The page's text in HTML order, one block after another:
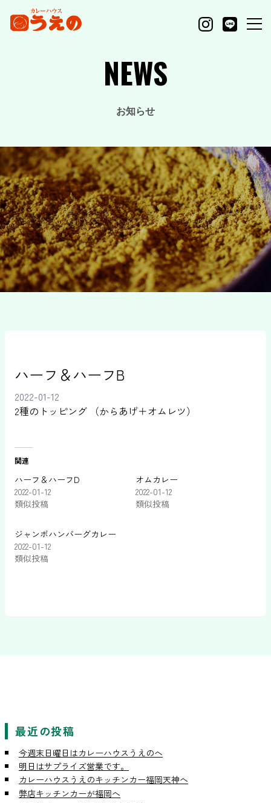
NEWS
お知らせ
ハーフ＆ハーフB
2022-01-12
2種のトッピング （からあげ＋オムレツ）
関連
ハーフ＆ハーフD
2022-01-12
類似投稿
オムカレー
2022-01-12
類似投稿
ジャンボハンバーグカレー
2022-01-12
類似投稿
最近の投稿
今週末日曜日はカレーハウスうえのへ
明日はサプライズ営業です。
カレーハウスうえのキッチンカー福岡天神へ
弊店キッチンカーが福岡へ